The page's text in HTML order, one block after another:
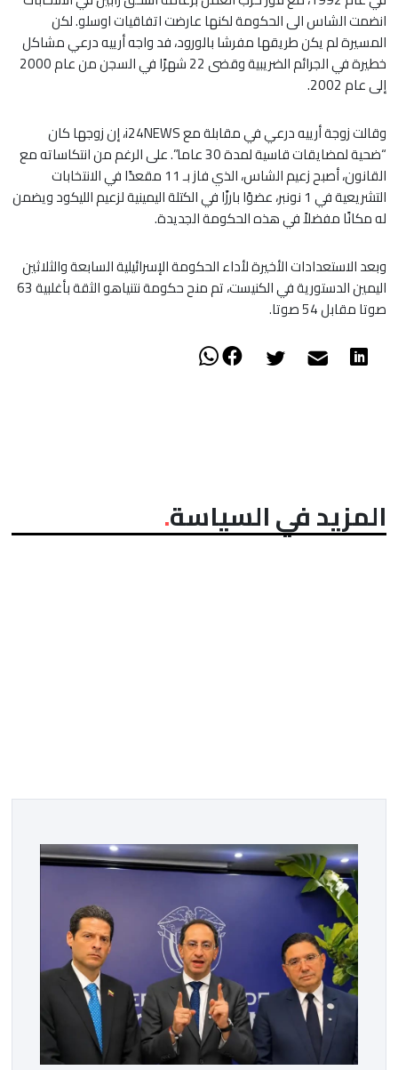
انضمت الشاس الى الحكومة لكنها عارضت اتفاقيات اوسلو. لكن
المسيرة لم يكن طريقها مفرشا بالورود، فد واجه أرييه درعي مشاكل
خطيرة في الجرائم الضريبية وقضى 22 شهرًا في السجن من عام 2000
إلى عام 2002.
وقالت زوجة أرييه درعي في مقابلة مع i24NEWS، إن زوجها كان
“ضحية لمضايقات قاسية لمدة 30 عاما”. على الرغم من انتكاساته مع
القانون، أصبح زعيم الشاس، الذي فاز بـ 11 مقعدًا في الانتخابات
التشريعية في 1 نونبر، عضوًا بارزًا في الكتلة اليمينية لزعيم الليكود ويضمن
له مكانًا مفضلاً في هذه الحكومة الجديدة.
وبعد الاستعدادات الأخيرة لأداء الحكومة الإسرائيلية السابعة والثلاثين
اليمين الدستورية في الكنيست، تم منح حكومة نتنياهو الثقة بأغلبية 63
صوتا مقابل 54 صوتا.
المزيد في السياسة